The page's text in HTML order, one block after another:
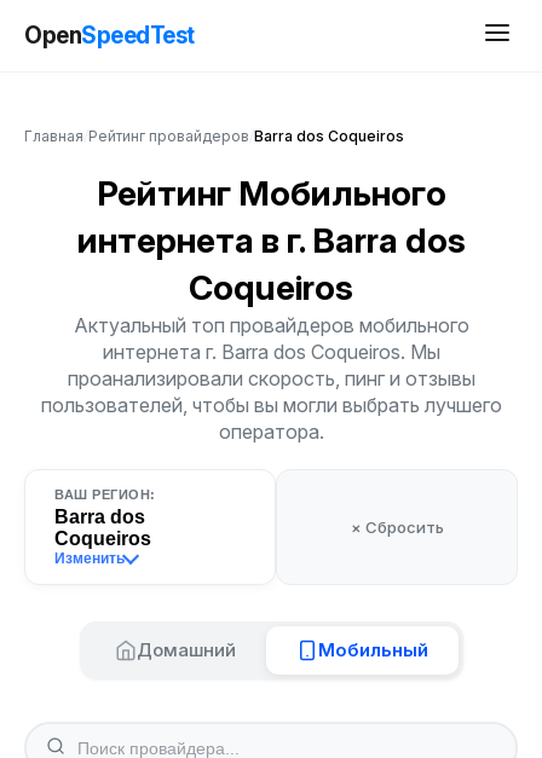
OpenSpeedTest
Главная Рейтинг провайдеров Barra dos Coqueiros
Рейтинг Мобильного
интернета в г. Barra dos
Coqueiros
Актуальный топ провайдеров мобильного
интернета г. Barra dos Coqueiros. Мы
проанализировали скорость, пинг и отзывы
пользователей, чтобы вы могли выбрать лучшего
оператора.
ВАШ РЕГИОН:
Barra dos
Coqueiros
Изменить
× Сбросить
Домашний Мобильный